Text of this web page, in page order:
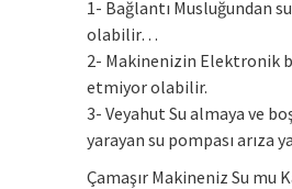
1- Bağlantı Musluğundan
olabilir…
2- Makinenizin Elektronik
etmiyor olabilir.
3- Veyahut Su almaya ve
yarayan su pompası arıza
Çamaşır Makineniz Su mu